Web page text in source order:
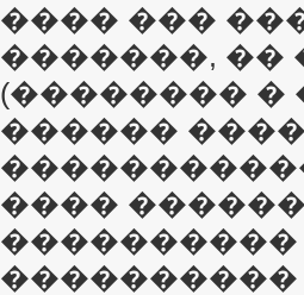
���� ���
�������, ��
(�������� �
������
����
����������
����������